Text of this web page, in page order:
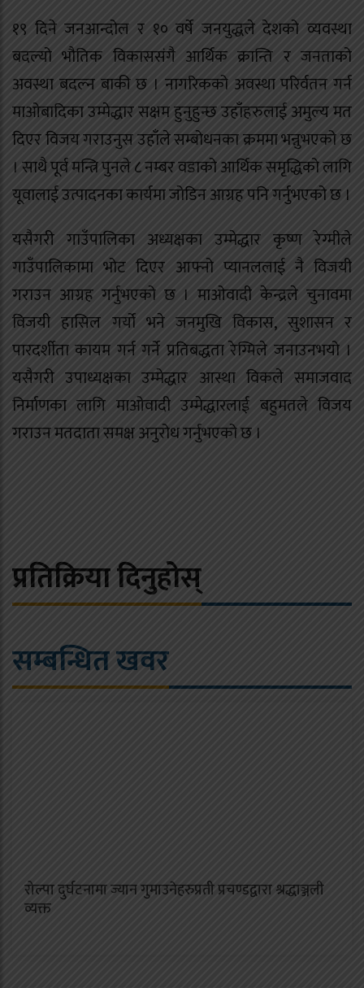
१९ दिने जनआन्दोल र १० वर्षे जनयुद्धले देशको व्यवस्था
बदल्यो भौतिक विकाससंगै आर्थिक क्रान्ति र जनताको
अवस्था बदल्न बाकी छ । नागरिकको अवस्था परिर्वतन गर्न
माओबादिका उम्मेद्धार सक्षम हुनुहुन्छ उहाँहरुलाई अमुल्य मत
दिएर विजय गराउनुस उहाँले सम्बोधनका क्रममा भन्नुभएको छ
। साथै पूर्व मन्त्रि पुनले ८ नम्बर वडाको आर्थिक समृद्धिको लागि
यूवालाई उत्पादनका कार्यमा जोडिन आग्रह पनि गर्नुभएको छ ।
यसैगरी गाउँपालिका अध्यक्षका उम्मेद्धार कृष्ण रेग्मीले
गाउँपालिकामा भोट दिएर आफ्नो प्यानललाई नै विजयी
गराउन आग्रह गर्नुभएको छ । माओवादी केन्द्रले चुनावमा
विजयी हासिल गर्यो भने जनमुखि विकास, सुशासन र
पारदर्शीता कायम गर्न गर्ने प्रतिबद्धता रेग्मिले जनाउनभयो ।
यसैगरी उपाध्यक्षका उम्मेद्धार आस्था विकले समाजवाद
निर्माणका लागि माओवादी उम्मेद्धारलाई बहुमतले विजय
गराउन मतदाता समक्ष अनुरोध गर्नुभएको छ ।
प्रतिक्रिया दिनुहोस्
सम्बन्धित खवर
रोल्पा दुर्घटनामा ज्यान गुमाउनेहरुप्रती प्रचण्डद्वारा श्रद्धाञ्जली
व्यक्त